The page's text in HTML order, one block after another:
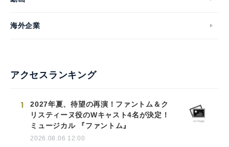
海外企業
アクセスランキング
1
2027年夏、待望の再演！ファントム＆ク
リスティーヌ役のWキャスト4名が決定！
ミュージカル 『ファントム』
2026.08.06 12:00